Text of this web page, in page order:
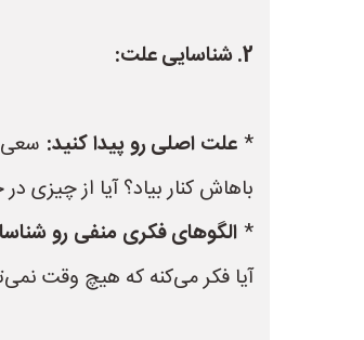
2. شناسایی علت:
* علت اصلی رو پیدا کنید: سعی
باهاش کنار بیاد؟ آیا از چیزی
* الگوهای فکری منفی رو
آیا فکر می‌کنه که هیچ وقت